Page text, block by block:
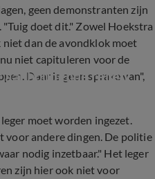
geen demonstranten zijn
doet dit." Zowel Hoekstra
dan de avondklok moet
niet capituleren voor de
Daar is geen sprake van",
rellen:
moet worden ingezet.
voor andere dingen. De politie
nodig inzetbaar." Het leger
zijn hier ook niet voor